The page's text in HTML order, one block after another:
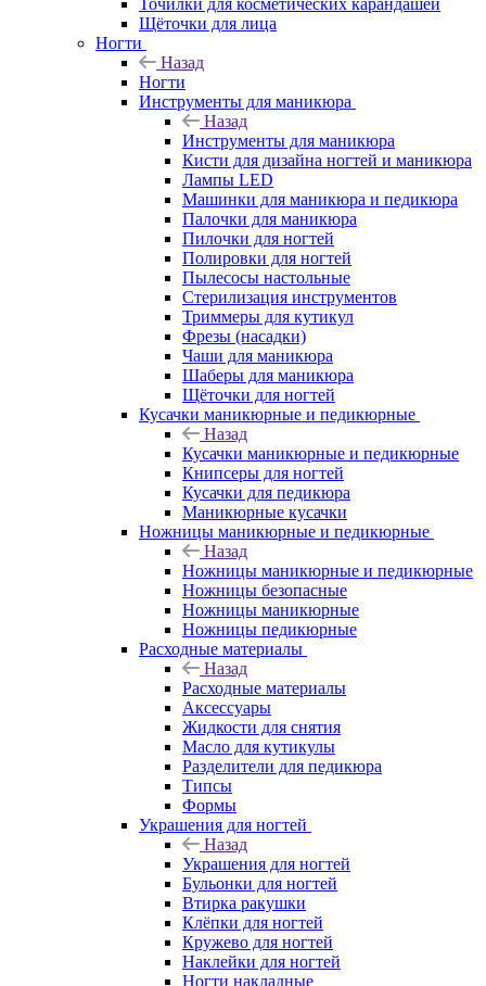
Точилки для косметических карандашей
Щёточки для лица
Ногти
Назад
Ногти
Инструменты для маникюра
Назад
Инструменты для маникюра
Кисти для дизайна ногтей и маникюра
Лампы LED
Машинки для маникюра и педикюра
Палочки для маникюра
Пилочки для ногтей
Полировки для ногтей
Пылесосы настольные
Стерилизация инструментов
Триммеры для кутикул
Фрезы (насадки)
Чаши для маникюра
Шаберы для маникюра
Щёточки для ногтей
Кусачки маникюрные и педикюрные
Назад
Кусачки маникюрные и педикюрные
Книпсеры для ногтей
Кусачки для педикюра
Маникюрные кусачки
Ножницы маникюрные и педикюрные
Назад
Ножницы маникюрные и педикюрные
Ножницы безопасные
Ножницы маникюрные
Ножницы педикюрные
Расходные материалы
Назад
Расходные материалы
Аксессуары
Жидкости для снятия
Масло для кутикулы
Разделители для педикюра
Типсы
Формы
Украшения для ногтей
Назад
Украшения для ногтей
Бульонки для ногтей
Втирка ракушки
Клёпки для ногтей
Кружево для ногтей
Наклейки для ногтей
Ногти накладные